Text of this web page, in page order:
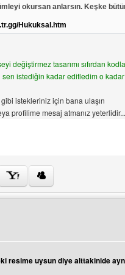
okursan anlarsın. Keşke
Hukuksal.htm
değiştirmez tasarımı sıfırdan
istediğin kadar editledim o kadar
istekleriniz için bana ulaşın
profilime mesaj atmanız yeterlidir...
ziyaret et: tasarimci-amca2
resime uysun diye alttakinide